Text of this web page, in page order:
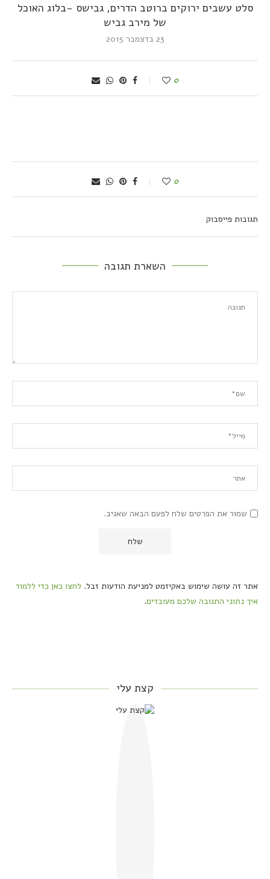
סלט עשבים ירוקים ברוטב הדרים, גבישס -בלוג האוכל
של מירב גביש
23 בדצמבר 2015
0
0
תגובות פייסבוק
השארת תגובה
שמור את הפרטים שלח לפעם הבאה שאגיב.
אתר זה עושה שימוש באקיזמט למניעת הודעות זבל. לחצו כאן כדי ללמוד
איך נתוני התגובה שלכם מעובדים.
קצת עלי